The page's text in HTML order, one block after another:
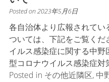
Posted on2023年5月6日
各自治体より広報されて
ついては、下記をご覧くだ
イルス感染症に関する中
型コロナウイルス感染症
Posted in その他近隣区, 中